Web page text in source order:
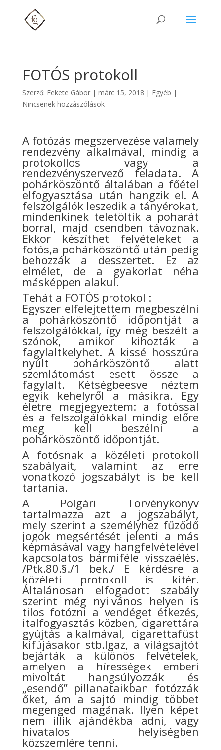
FOTÓS protokoll
Szerző: Fekete Gábor| márc 15, 2018 | Egyéb |
Nincsenek hozzászólások
A fotózás megszervezése valamely
rendezvény alkalmával, mindig a
protokollos vagy a
rendezvényszervező feladata. A
pohárköszöntő általában a főétel
elfogyasztása után hangzik el. A
felszolgálók leszedik a tányérokat,
mindenkinek teletöltik a poharát
borral, majd csendben távoznak.
Ekkor készíthet felvételeket a
fotós,a pohárköszöntő után pedig
behozzák a desszertet. Ez az
elmélet, de a gyakorlat néha
másképpen alakul.
Tehát a FOTÓS protokoll:
Egyszer elfelejtettem megbeszélni
a pohárköszöntő időpontját a
felszolgálókkal, így még beszélt a
szónok, amikor kihozták a
fagylaltkelyhet. A kissé hosszúra
nyúlt pohárköszöntő alatt
szemlátomást esett össze a
fagylalt. Kétségbeesve néztem
egyik kehelyről a másikra. Egy
életre megjegyeztem: a fotóssal
és a felszolgálókkal mindig előre
meg kell beszélni a
pohárköszöntő időpontját.
A fotósnak a közéleti protokoll
szabályait, valamint az erre
vonatkozó jogszabályt is be kell
tartania.
A Polgári Törvénykönyv
tartalmazza azt a jogszabályt,
mely szerint a személyhez fűződő
jogok megsértését jelenti a más
képmásával vagy hangfelvételével
kapcsolatos bármiféle visszaélés.
/Ptk.80.§./1 bek./ E kérdésre a
közéleti protokoll is kitér.
Általánosan elfogadott szabály
szerint még nyilvános helyen is
tilos fotózni a vendéget étkezés,
italfogyasztás közben, cigarettára
gyújtás alkalmával, cigarettafüst
kifújásakor stb.Igaz, a világsajtót
bejárták a különös felvételek,
amelyen a hírességek emberi
mivoltát hangsúlyozzák és
„esendő” pillanataikban fotózzák
őket, ám a sajtó mindig többet
megenged magának. Ilyen képet
nem illik ajándékba adni, vagy
hivatalos helyiségben
közszemlére tenni.